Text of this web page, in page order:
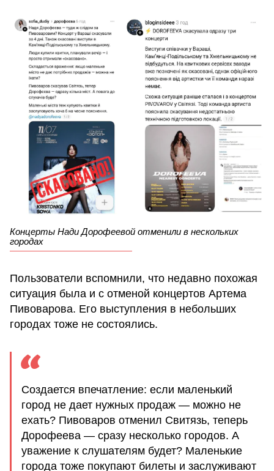
Концерты Нади Дорофеевой отменили в нескольких
городах
Пользователи вспомнили, что недавно похожая
ситуация была и с отменой концертов Артема
Пивоварова. Его выступления в небольших
городах тоже не состоялись.
Создается впечатление: если маленький
город не дает нужных продаж — можно не
ехать? Пивоваров отменил Свитязь, теперь
Дорофеева — сразу несколько городов. А
уважение к слушателям будет? Маленькие
города тоже покупают билеты и заслуживают